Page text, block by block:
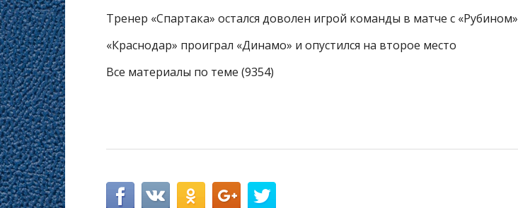
Тренер «Спартака» остался доволен игрой команды в матче с «Рубином»
«Краснодар» проиграл «Динамо» и опустился на второе место
Все материалы по теме (9354)